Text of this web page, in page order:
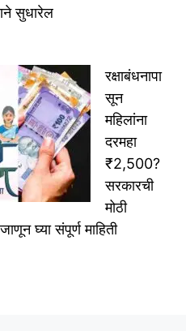
सुधारेल
रक्षाबंधनापा
सून
महिलांना
दरमहा
₹2,500?
सरकारची
मोठी
घ्या संपूर्ण माहिती